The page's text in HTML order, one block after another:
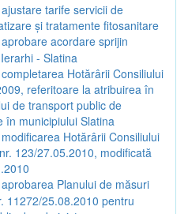
tarife servicii de
şi tratamente fitosanitare
acordare sprijin
- Slatina
Hotărârii Consiliului
referitoare la atribuirea în
de transport public de
în municipiului Slatina
Hotărârii Consiliului
123/27.05.2010, modificată
Planului de măsuri
11272/25.08.2010 pentru